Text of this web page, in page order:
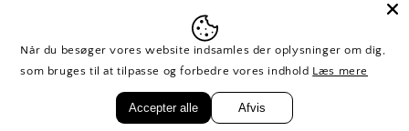
FacebookInstagramPinterest
© 2026, H. Skjalm P.
Når du besøger vores website indsamles der oplysninger om dig,
som bruges til at tilpasse og forbedre vores indhold Læs mere
Accepter alle Afvis